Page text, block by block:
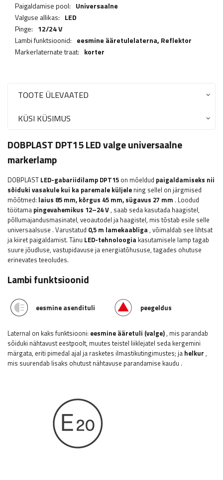
Paigaldamise pool: Universaalne
Valguse allikas: LED
Pinge: 12/24 V
Lambi funktsioonid: eesmine ääretulelaterna, Reflektor
Markerlaternate traat: korter
TOOTE ÜLEVAATED
KÜSI KÜSIMUS
DOBPLAST DPT15 LED valge universaalne
markerlamp
DOBPLAST LED-gabariidilamp DPT15 on mõeldud paigaldamiseks nii
sõiduki vasakule kui ka paremale küljele ning sellel on järgmised
mõõtmed: laius 85 mm, kõrgus 45 mm, sügavus 27 mm . Loodud
töötama pingevahemikus 12–24 V, saab seda kasutada haagistel,
põllumajandusmasinatel, veoautodel ja haagistel, mis tõstab esile selle
universaalsuse . Varustatud 0,5 m lamekaabliga, võimaldab see lihtsat
ja kiiret paigaldamist. Tänu LED-tehnoloogia kasutamisele lamp tagab
suure jõudluse, vastupidavuse ja energiatõhususe, tagades ohutuse
erinevates teeoludes.
Lambi funktsioonid
eesmine asendituli peegeldus
Laternal on kaks funktsiooni: eesmine ääretuli (valge), mis parandab
sõiduki nähtavust eestpoolt, muutes teistel liiklejatel seda kergemini
märgata, eriti pimedal ajal ja rasketes ilmastikutingimustes; ja helkur ,
mis suurendab lisaks ohutust nähtavuse parandamise kaudu .